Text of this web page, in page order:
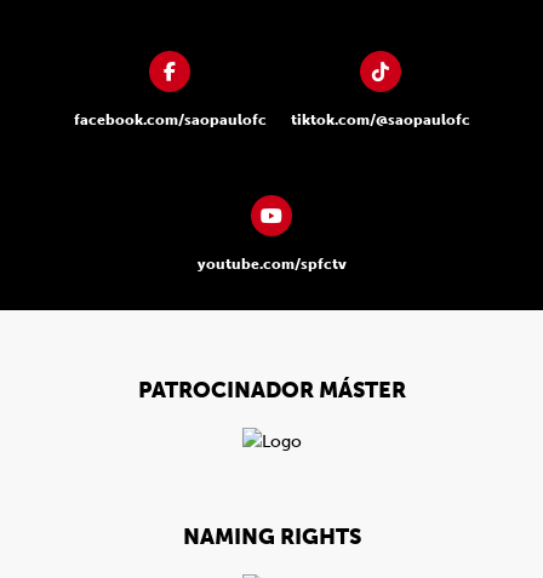
facebook.com/saopaulofc tiktok.com/@saopaulofc
youtube.com/spfctv
PATROCINADOR MÁSTER
NAMING RIGHTS